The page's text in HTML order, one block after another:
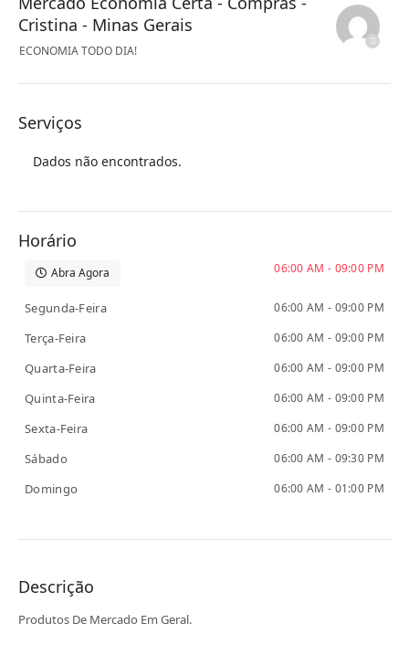
Cristina - Minas Gerais
ECONOMIA TODO DIA!
Serviços
Dados não encontrados.
Horário
Abra Agora 06:00 AM - 09:00 PM
Segunda-Feira 06:00 AM - 09:00 PM
Terça-Feira 06:00 AM - 09:00 PM
Quarta-Feira 06:00 AM - 09:00 PM
Quinta-Feira 06:00 AM - 09:00 PM
Sexta-Feira 06:00 AM - 09:00 PM
Sábado 06:00 AM - 09:30 PM
Domingo 06:00 AM - 01:00 PM
Descrição
Produtos De Mercado Em Geral.